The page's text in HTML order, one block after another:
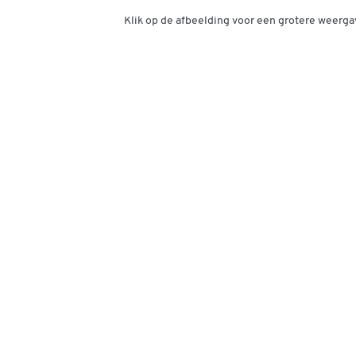
Klik op de afbeelding voor een grotere